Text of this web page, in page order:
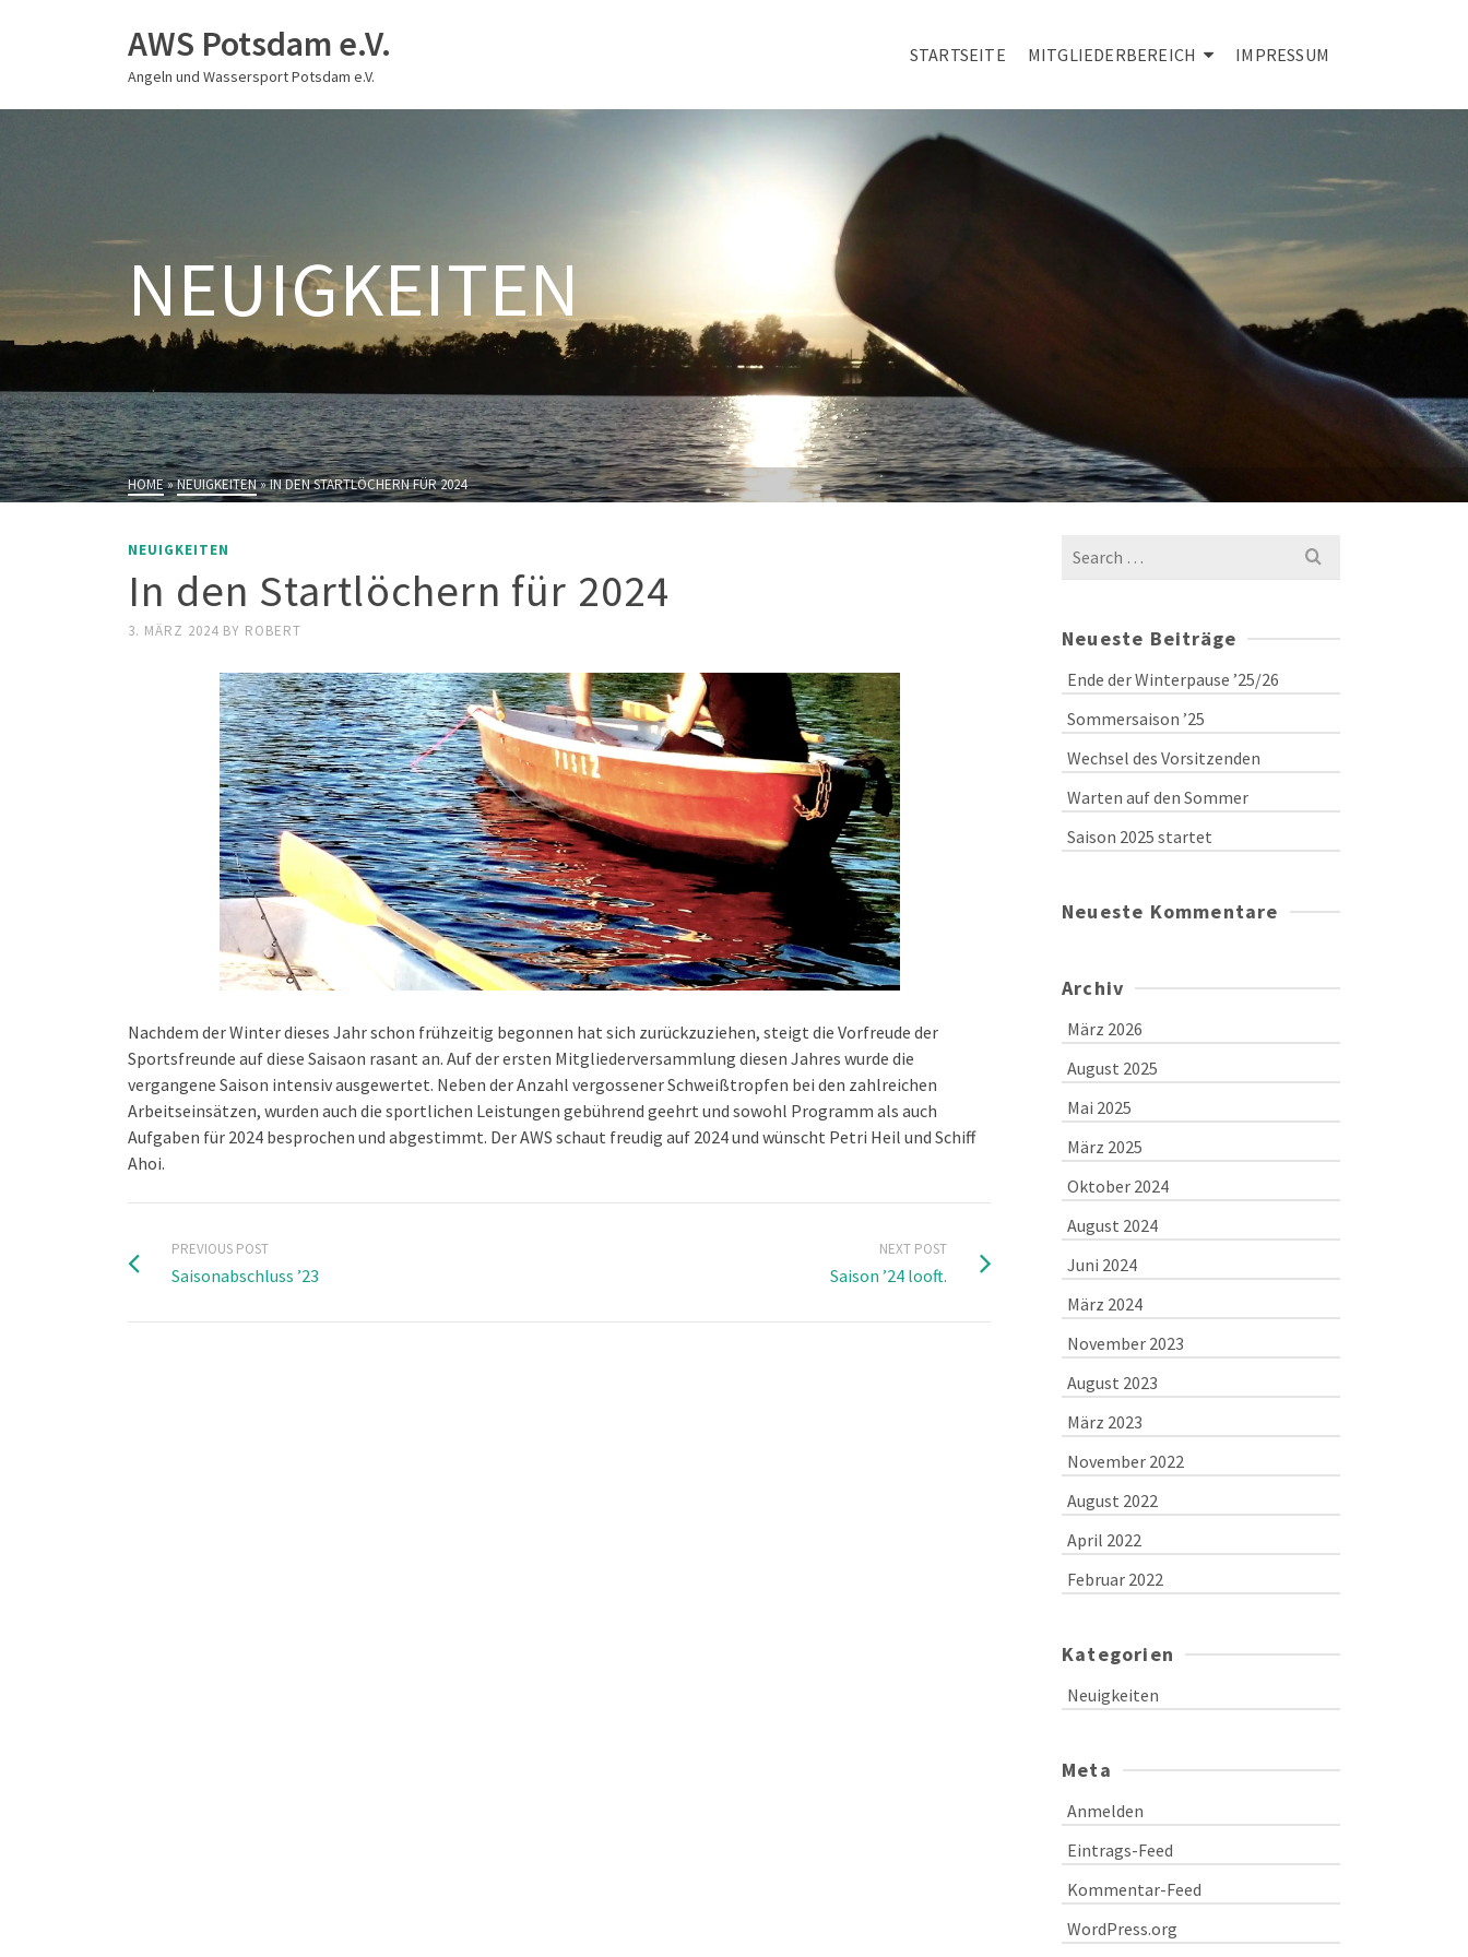
AWS Potsdam e.V.
Angeln und Wassersport Potsdam e.V.
STARTSEITE MITGLIEDERBEREICH IMPRESSUM
NEUIGKEITEN
HOME»NEUIGKEITEN»IN DEN STARTLÖCHERN FÜR 2024
NEUIGKEITEN
In den Startlöchern für 2024
3. MÄRZ 2024 BY ROBERT
Nachdem der Winter dieses Jahr schon frühzeitig begonnen hat sich zurückzuziehen, steigt die Vorfreude der
Sportsfreunde auf diese Saisaon rasant an. Auf der ersten Mitgliederversammlung diesen Jahres wurde die
vergangene Saison intensiv ausgewertet. Neben der Anzahl vergossener Schweißtropfen bei den zahlreichen
Arbeitseinsätzen, wurden auch die sportlichen Leistungen gebührend geehrt und sowohl Programm als auch
Aufgaben für 2024 besprochen und abgestimmt. Der AWS schaut freudig auf 2024 und wünscht Petri Heil und Schiff
Ahoi.
PREVIOUS POST
Saisonabschluss ’23
NEXT POST
Saison ’24 looft.
Search
Neueste Beiträge
Ende der Winterpause ’25/26
Sommersaison ’25
Wechsel des Vorsitzenden
Warten auf den Sommer
Saison 2025 startet
Neueste Kommentare
Archiv
März 2026
August 2025
Mai 2025
März 2025
Oktober 2024
August 2024
Juni 2024
März 2024
November 2023
August 2023
März 2023
November 2022
August 2022
April 2022
Februar 2022
Kategorien
Neuigkeiten
Meta
Anmelden
Eintrags-Feed
Kommentar-Feed
WordPress.org